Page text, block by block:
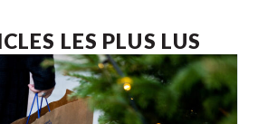
LES PLUS LUS